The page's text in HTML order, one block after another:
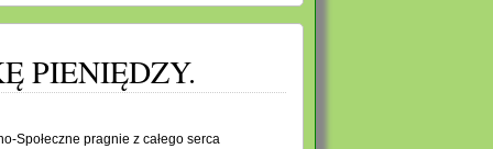
PIENIĘDZY.
Społeczne pragnie z całego serca